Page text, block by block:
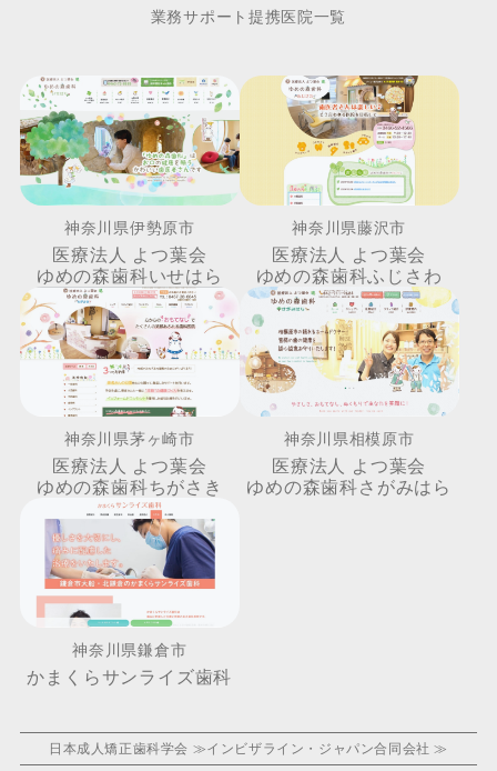
業務サポート提携医院一覧
神奈川県伊勢原市
医療法人 よつ葉会
ゆめの森歯科いせはら
神奈川県藤沢市
医療法人 よつ葉会
ゆめの森歯科ふじさわ
神奈川県茅ヶ崎市
医療法人 よつ葉会
ゆめの森歯科ちがさき
神奈川県相模原市
医療法人 よつ葉会
ゆめの森歯科さがみはら
神奈川県鎌倉市
かまくらサンライズ歯科
日本成人矯正歯科学会 ≫インビザライン・ジャパン合同会社 ≫